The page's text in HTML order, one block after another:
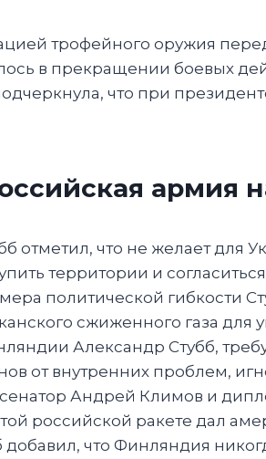
трофейного оружия
в прекращении боевых
что при
армия
отметил, что не желает для
территории и
политической гибкости
сжиженного газа
Александр Стубб,
от внутренних проблем,
Андрей Климов и
российской ракете дал
добавил, что Финляндия